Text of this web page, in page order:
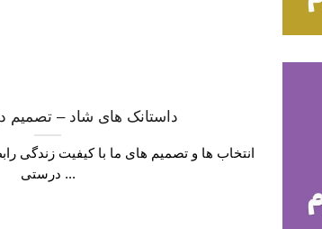
داستانک های شاد – تصمیم
انتخاب ها و تصمیم های ما با کیفیت زندگی
درستی ...